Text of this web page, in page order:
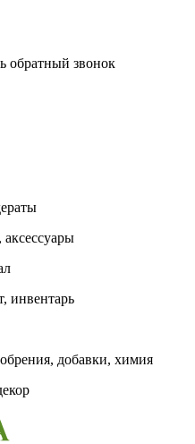
обратный звонок
инвентарь
добавки, химия